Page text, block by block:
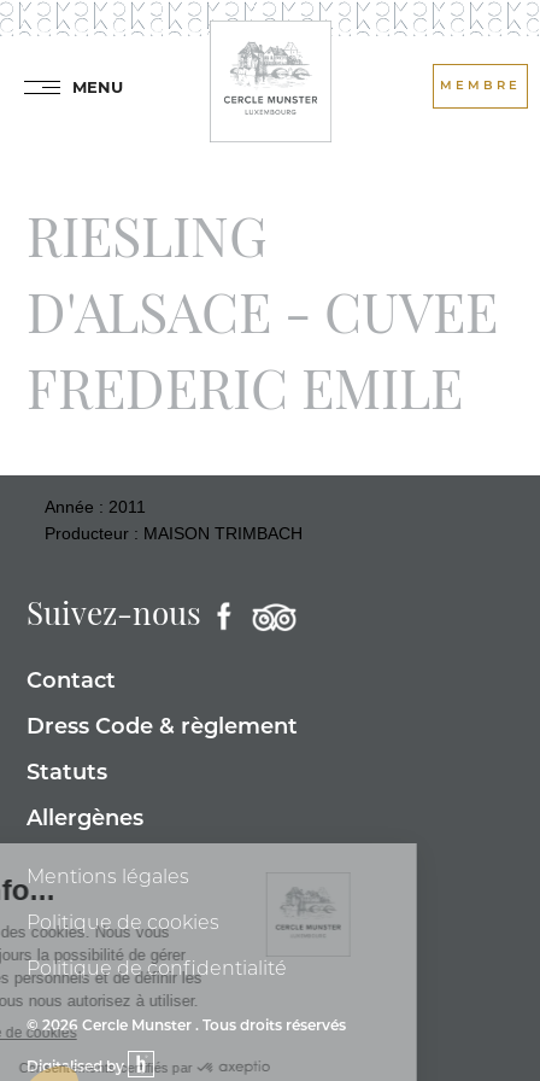
MENU MEMBRE
RIESLING
D'ALSACE - CUVEE
FREDERIC EMILE
Année : 2011
Producteur : MAISON TRIMBACH
Suivez-nous
Contact
Dress Code & règlement
Statuts
Allergènes
Mentions légales
Politique de cookies
Politique de confidentialité
© 2026 Cercle Munster . Tous droits réservés
Digitalised by